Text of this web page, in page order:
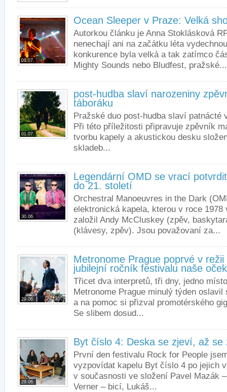
01.07.
Ocean Sleeper v Praze: Velká
Autorkou článku je Anna Stoklásková
nenechají ani na začátku léta
konkurence byla velká a tak zatímco
Mighty Sounds nebo Bludfest, pražské...
01.07.
post-hudba slaví narozeniny
táboráku
Pražské duo post-hudba slaví patnácté
Při této příležitosti připravuje zpěvník
tvorbu kapely a akustickou desku
skladeb...
30.06.
Legendární OMD se vrací
do 21. století
Orchestral Manoeuvres in the Dark
elektronická kapela, kterou v roce
založil Andy McCluskey (zpěv,
(klávesy, zpěv). Jsou považovaní za...
29.06.
Metronome Prague poprvé v
jubilejní ročník festivalu naše
Třicet dva interpretů, tři dny, jedno
Metronome Prague minulý týden
a na pomoc si přizval promotérského
Se slibem dosud...
29.06.
Byt číslo 4: Deska se zjeví, až se
První den festivalu Rock for People
vyzpovídat kapelu Byt číslo 4 po jejich
v současnosti ve složení Pavel Mazák
Verner – bicí, Lukáš...